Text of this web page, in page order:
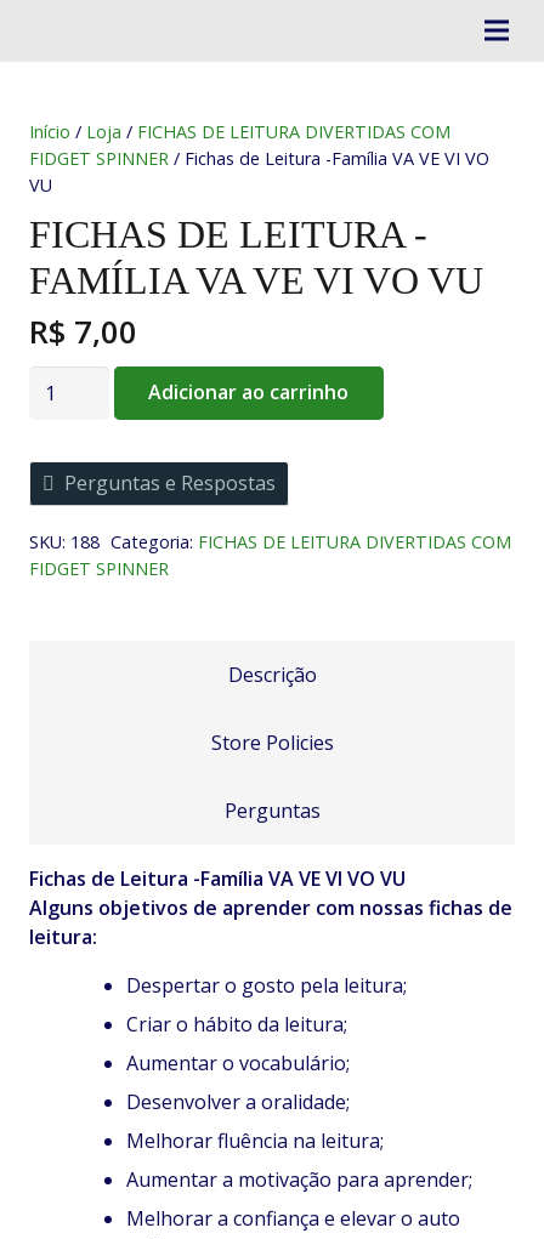
Início / Loja / FICHAS DE LEITURA DIVERTIDAS COM
FIDGET SPINNER / Fichas de Leitura -Família VA VE VI VO
VU
FICHAS DE LEITURA -
FAMÍLIA VA VE VI VO VU
R$ 7,00
Fichas
-
Família
VE
VI
Adicionar ao carrinho
Perguntas e Respostas
SKU: 188 Categoria: FICHAS DE LEITURA DIVERTIDAS COM
FIDGET SPINNER
Descrição
Store Policies
Perguntas
Fichas de Leitura -Família VA VE VI VO VU
Alguns objetivos de aprender com nossas fichas de
leitura:
Despertar o gosto pela leitura;
Criar o hábito da leitura;
Aumentar o vocabulário;
Desenvolver a oralidade;
Melhorar fluência na leitura;
Aumentar a motivação para aprender;
Melhorar a confiança e elevar o auto